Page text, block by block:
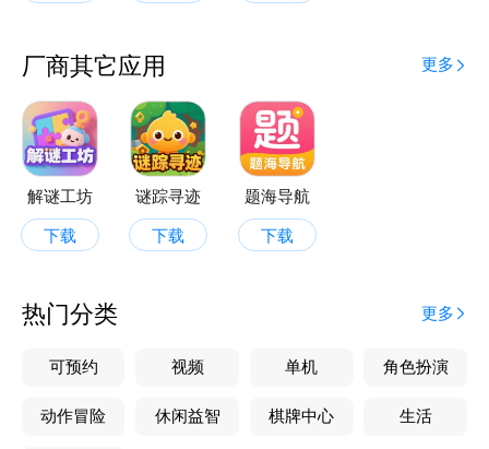
厂商其它应用 更多
解谜工坊
下载
谜踪寻迹
下载
题海导航
下载
热门分类 更多
可预约 视频 单机 角色扮演
动作冒险 休闲益智 棋牌中心 生活